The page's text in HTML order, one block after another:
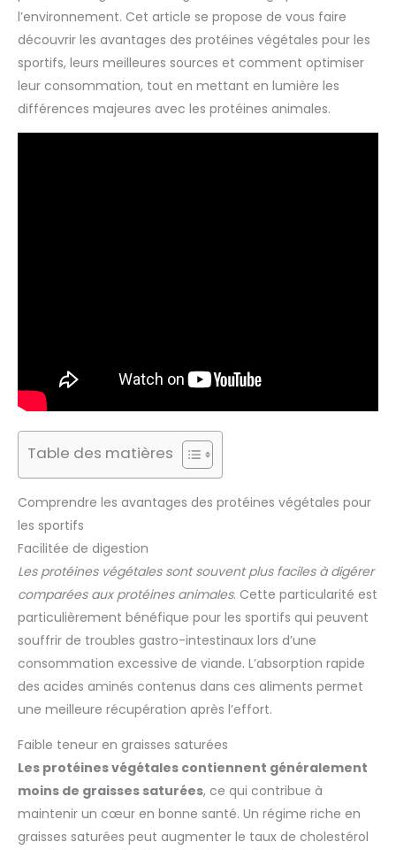
l’environnement. Cet article se propose de vous faire
découvrir les avantages des protéines végétales pour les
sportifs, leurs meilleures sources et comment optimiser
leur consommation, tout en mettant en lumière les
différences majeures avec les protéines animales.
Table des matières
Comprendre les avantages des protéines végétales pour
les sportifs
Facilitée de digestion
Les protéines végétales sont souvent plus faciles à digérer
comparées aux protéines animales. Cette particularité est
particulièrement bénéfique pour les sportifs qui peuvent
souffrir de troubles gastro-intestinaux lors d’une
consommation excessive de viande. L’absorption rapide
des acides aminés contenus dans ces aliments permet
une meilleure récupération après l’effort.
Faible teneur en graisses saturées
Les protéines végétales contiennent généralement
moins de graisses saturées, ce qui contribue à
maintenir un cœur en bonne santé. Un régime riche en
graisses saturées peut augmenter le taux de cholestérol